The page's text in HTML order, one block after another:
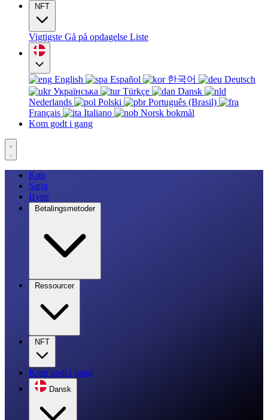
NFT
Vigtigste Gå på opdagelse Liste
English Español 한국어
Deutsch
Українська
Türkçe
Dansk
Nederlands
Polski
Português (Brasil)
Français
Italiano
Norsk bokmål
Kom godt i gang
Køb
Sælg
Bytte
Betalingsmetoder
Ressourcer
NFT
Kom godt i gang
Dansk